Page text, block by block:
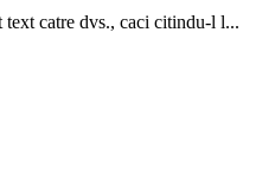
catre dvs., caci citindu-l l...